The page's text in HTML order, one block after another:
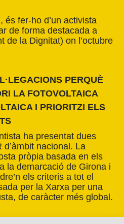
és fer-ho d’un activista
de forma destacada a
de la Dignitat) on l’octubre
PERQUÈ
LA FOTOVOLTAICA
I PRIORITZI ELS
ha presentat dues
d’àmbit nacional. La
pròpia basada en els
la demarcació de Girona i
els criteris a tot el
per la Xarxa per una
de caràcter més global.